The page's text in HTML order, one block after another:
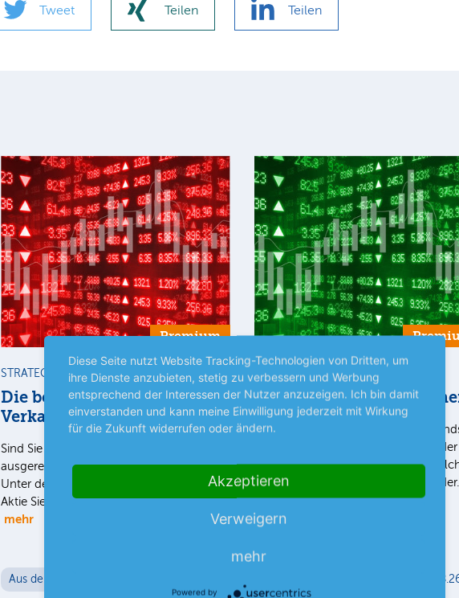
Tweet Teilen Teilen
Premium
STRATEGIE
Die besten
Verkaufspositionen
Sind Sie unsicher, ob Ihre Aktie bereits
ausgereizt ist? Wir verraten es Ihnen.
Unter der Halteposition lesen Sie, welche
Aktie Sie noch länger im Depot liegen…
mehr
Aus dem Anlegermagazin
STRATEGIE
Die besten
Investieren wie die Profis. Keine
mehr verpassen! Ob konservativ oder
spekulativ – wir verraten Ihnen,
Aktien jetzt ins Depot gehören! In der…
mehr
Diese Seite nutzt Website Tracking-Technologien von Dritten, um
ihre Dienste anzubieten, stetig zu verbessern und Werbung
entsprechend der Interessen der Nutzer anzuzeigen. Ich bin damit
einverstanden und kann meine Einwilligung jederzeit mit Wirkung
für die Zukunft widerrufen oder ändern.
Akzeptieren
Verweigern
mehr
Powered by